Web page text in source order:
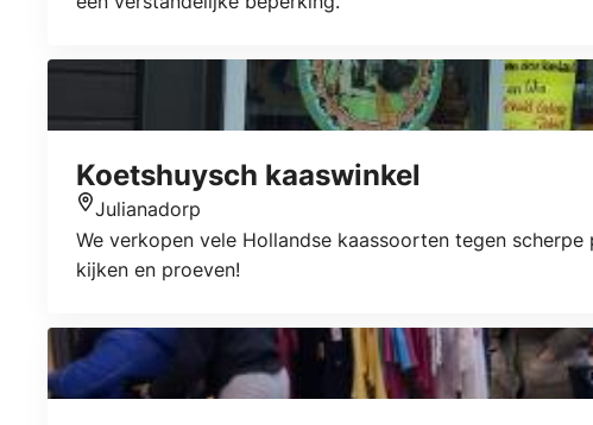
Koetshuysch kaaswinkel
Locatie
Julianadorp
We verkopen vele Hollandse kaassoorten tegen
kijken en proeven!